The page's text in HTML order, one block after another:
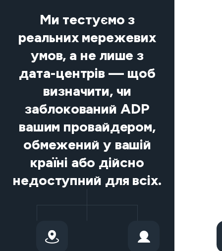
Ми тестуємо з
реальних мережевих
умов, а не лише з
дата-центрів — щоб
визначити, чи
заблокований ADP
вашим провайдером,
обмежений у вашій
країні або дійсно
недоступний для всіх.